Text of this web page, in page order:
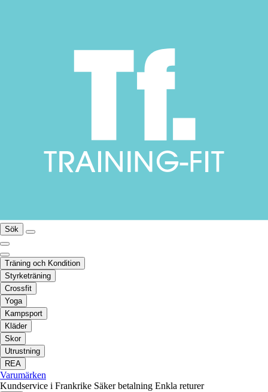
Sök
Träning och Kondition
Styrketräning
Crossfit
Yoga
Kampsport
Kläder
Skor
Utrustning
REA
Varumärken
Kundservice i Frankrike Säker betalning Enkla returer